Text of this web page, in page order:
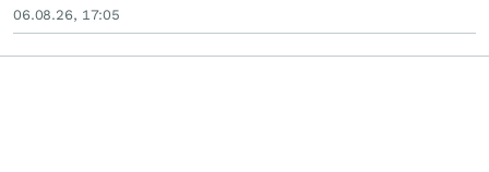
06.08.26, 17:05